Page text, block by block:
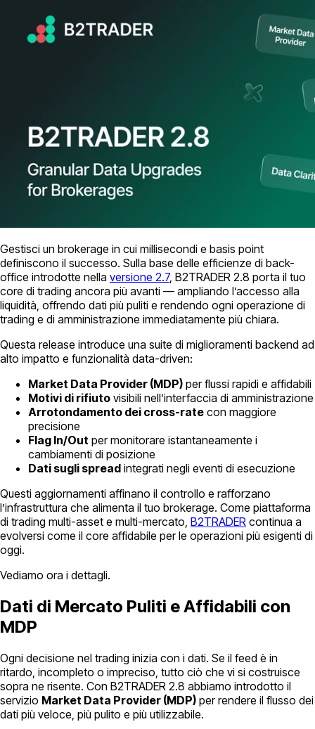
Gestisci un brokerage in cui millisecondi e basis point
definiscono il successo. Sulla base delle efficienze di back-
office introdotte nella versione 2.7, B2TRADER 2.8 porta il tuo
core di trading ancora più avanti — ampliando l’accesso alla
liquidità, offrendo dati più puliti e rendendo ogni operazione di
trading e di amministrazione immediatamente più chiara.
Questa release introduce una suite di miglioramenti backend ad
alto impatto e funzionalità data-driven:
Market Data Provider (MDP) per flussi rapidi e affidabili
Motivi di rifiuto visibili nell’interfaccia di amministrazione
Arrotondamento dei cross-rate con maggiore
precisione
Flag In/Out per monitorare istantaneamente i
cambiamenti di posizione
Dati sugli spread integrati negli eventi di esecuzione
Questi aggiornamenti affinano il controllo e rafforzano
l’infrastruttura che alimenta il tuo brokerage. Come piattaforma
di trading multi-asset e multi-mercato, B2TRADER continua a
evolversi come il core affidabile per le operazioni più esigenti di
oggi.
Vediamo ora i dettagli.
Dati di Mercato Puliti e Affidabili con
MDP
Ogni decisione nel trading inizia con i dati. Se il feed è in
ritardo, incompleto o impreciso, tutto ciò che vi si costruisce
sopra ne risente. Con B2TRADER 2.8 abbiamo introdotto il
servizio Market Data Provider (MDP) per rendere il flusso dei
dati più veloce, più pulito e più utilizzabile.